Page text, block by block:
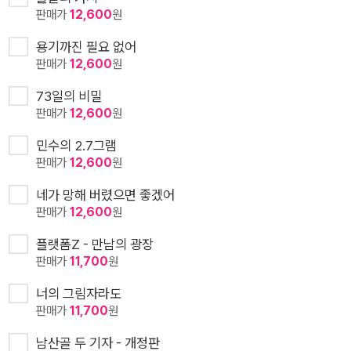
판매가12,600원
용기까진 필요 없어
판매가12,600원
73일의 비밀
판매가12,600원
민수의 2.7그램
판매가12,600원
네가 망해 버렸으면 좋겠어
판매가12,600원
플랫폼Z - 만남의 광장
판매가11,700원
너의 그림자라도
판매가11,700원
남산골 두 기자 - 개정판